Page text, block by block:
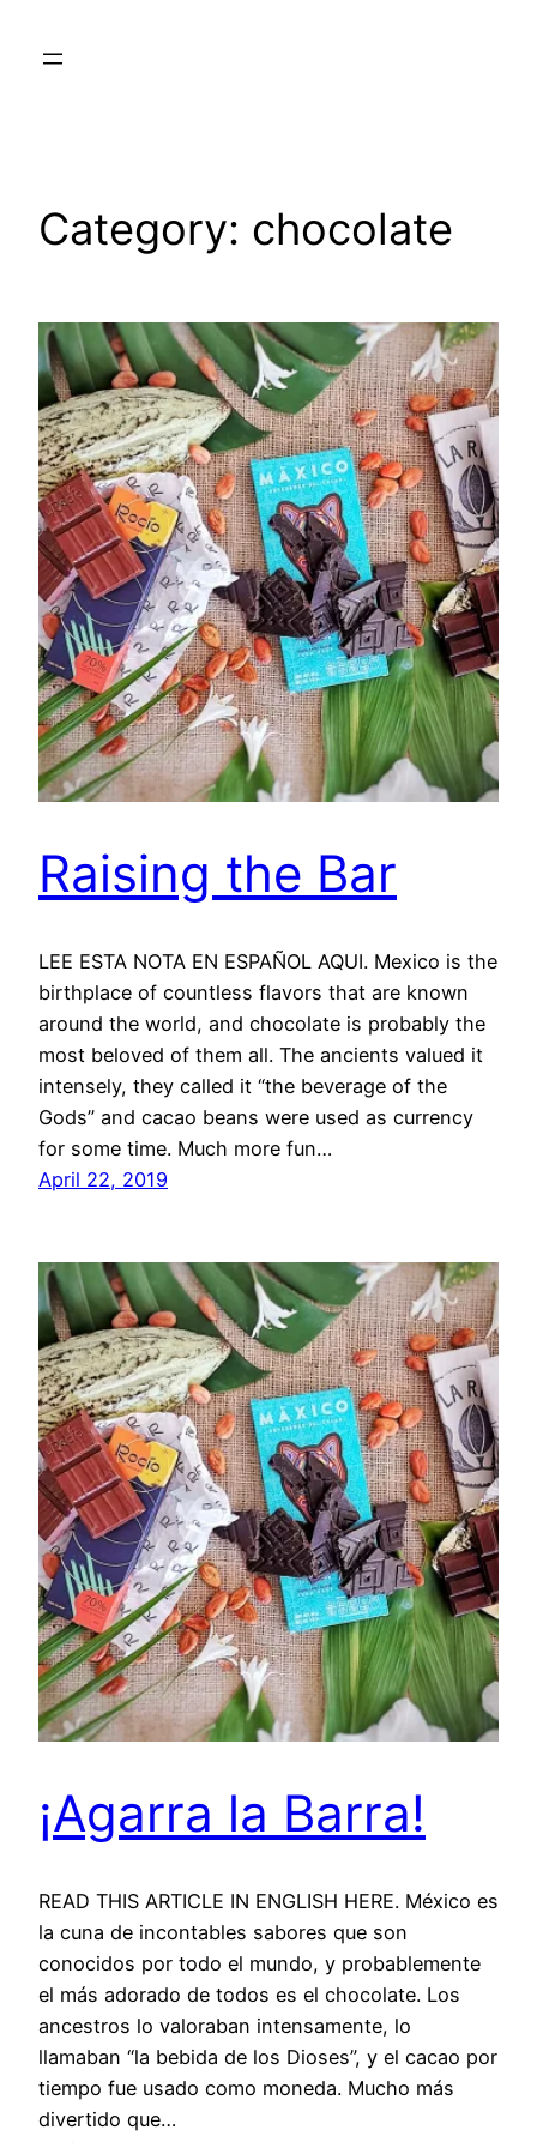
Category: chocolate
Raising the Bar
LEE ESTA NOTA EN ESPAÑOL AQUI. Mexico is the
birthplace of countless flavors that are known
around the world, and chocolate is probably the
most beloved of them all. The ancients valued it
intensely, they called it “the beverage of the
Gods” and cacao beans were used as currency
for some time. Much more fun…
April 22, 2019
¡Agarra la Barra!
READ THIS ARTICLE IN ENGLISH HERE. México es
la cuna de incontables sabores que son
conocidos por todo el mundo, y probablemente
el más adorado de todos es el chocolate. Los
ancestros lo valoraban intensamente, lo
llamaban “la bebida de los Dioses”, y el cacao por
tiempo fue usado como moneda. Mucho más
divertido que…